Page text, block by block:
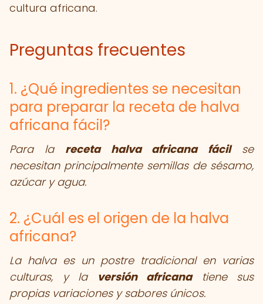
cultura africana.
Preguntas frecuentes
1. ¿Qué ingredientes se necesitan
para preparar la receta de halva
africana fácil?
Para la receta halva africana fácilse
necesitan principalmente semillas de sésamo,
azúcar y agua.
2. ¿Cuál es el origen de la halva
africana?
La halva es un postre tradicional en varias
culturas, y la versión africanatiene sus
propias variaciones y sabores únicos.